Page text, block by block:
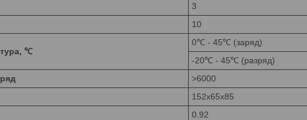
3
10
℃
0℃ - 45℃ (заряд)
-20℃ - 45℃ (разряд)
>6000
152x65x85
0.92